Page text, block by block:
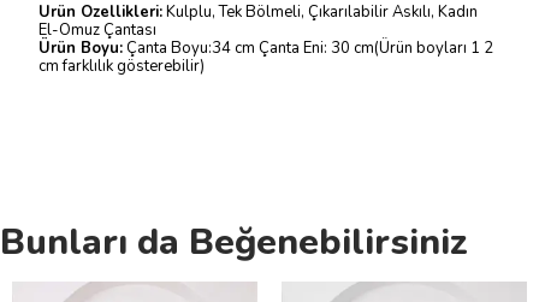
Ürün Özellikleri:Kulplu, Tek Bölmeli, Çıkarılabilir Askılı, Kadın
El-Omuz Çantası
Ürün Boyu:Çanta Boyu:34 cm Çanta Eni: 30 cm(Ürün boyları 1 2
cm farklılık gösterebilir)
Bunları da Beğenebilirsiniz